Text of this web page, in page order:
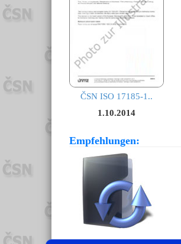
ČSN ISO 17185-1..
1.10.2014
Empfehlungen: